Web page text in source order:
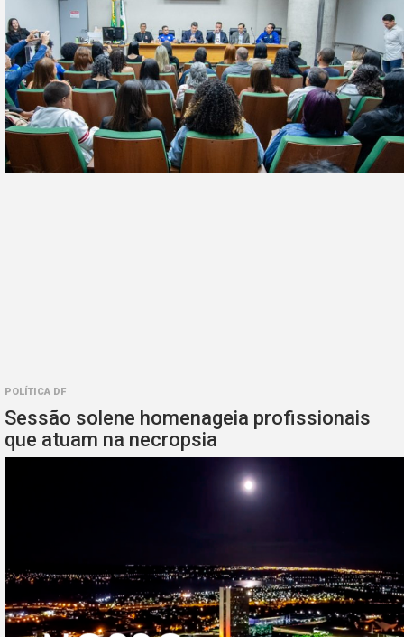
POLÍTICA DF
Sessão solene homenageia profissionais
que atuam na necropsia